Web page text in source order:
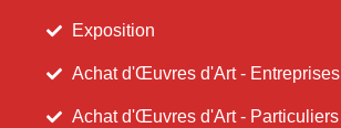
Exposition
Achat d'Œuvres d'Art - Entreprises
Achat d'Œuvres d'Art - Particuliers